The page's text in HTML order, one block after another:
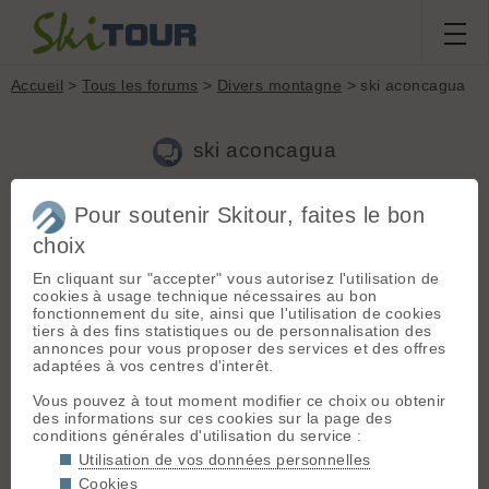
Accueil >Tous les forums > Divers montagne > ski aconcagua
ski aconcagua
Nouveau sujet Voir tous les sujets Chercher Archives
olivier- Le 21/08/2006 21:00
J'aimerai avoir des renseignements sur les possibilité de
descendre l'Aconcagua à ski. Est-ce que ça pourrait être
possible en février par le glacier des polonais ?
Merci pour vos conseils.
avrel
- Le 23/08/2006 09:05
en fevrier, ca me parait plus que douteux. En janvier il y a 2
ans, la neige (enfin le blanc, car c'est une fine couche tres
dure et non skiable a mon avis) se trouvait au niveau de camp
2 par l'est (c'est a dire 5800m). Ca veut dire que si d'aventure
Pour soutenir Skitour, faites le bon
choix
En cliquant sur "accepter" vous autorisez l'utilisation de
cookies à usage technique nécessaires au bon
fonctionnement du site, ainsi que l'utilisation de cookies
tiers à des fins statistiques ou de personnalisation des
annonces pour vous proposer des services et des offres
adaptées à vos centres d'interêt.
Vous pouvez à tout moment modifier ce choix ou obtenir
des informations sur ces cookies sur la page des
conditions générales d'utilisation du service :
Utilisation de vos données personnelles
Cookies